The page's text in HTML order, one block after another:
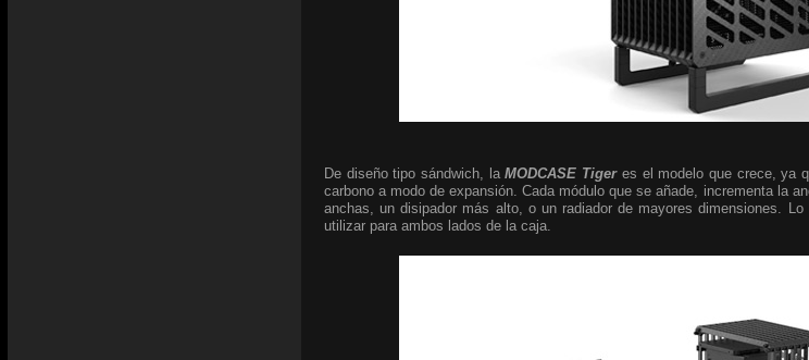
De diseño tipo sándwich, laMODCASE Tigeres el modelo que crece, ya
carbono a modo de expansión. Cada módulo que se añade, incrementa la
anchas, un disipador más alto, o un radiador de mayores dimensiones.
utilizar para ambos lados de la caja.